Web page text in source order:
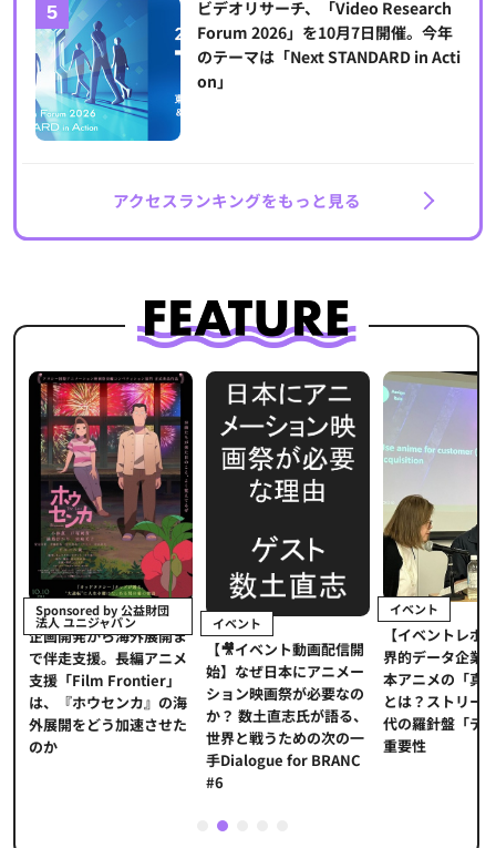
ビデオリサーチ、「Video Research
Forum 2026」を10月7日開催。今年
のテーマは「Next STANDARD in Acti
on」
アクセスランキングをもっと見る
Sponsored by 公益財団
法人 ユニジャパン
企画開発から海外展開ま
で伴走支援。長編アニメ
支援「Film Frontier」
は、『ホウセンカ』の海
外展開をどう加速させた
のか
イベント
【🎥イベント動画配信開
始】なぜ日本にアニメー
ション映画祭が必要なの
か？ 数土直志氏が語る、
世界と戦うための次の一
手Dialogue for BRANC
#6
イベント
【イベントレポ
界的データ企業
本アニメの「真
とは？ストリー
代の羅針盤「デ
重要性
2